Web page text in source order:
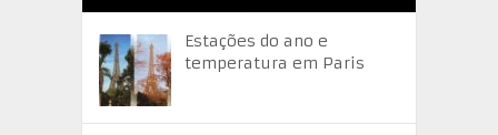
Estações do ano e
temperatura em Paris